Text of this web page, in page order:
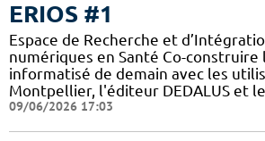
ERIOS #1
Espace de Recherche et
numériques en Santé Co-
informatisé de demain avec les
Montpellier, l'éditeur DEDALUS et
09/06/2026 17:03